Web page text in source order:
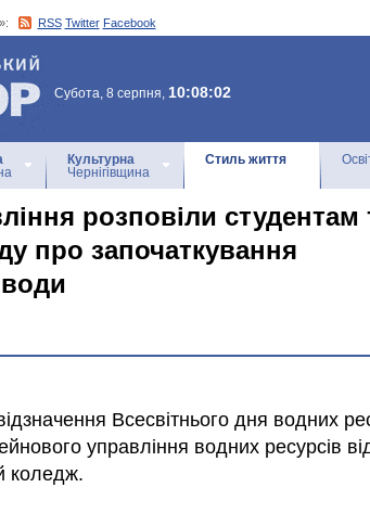
RSS Twitter Facebook
Субота, 8 серпня, 10:08:02
Культурна
Чернігівщина
Стиль життя
розповіли студентам
про започаткування
Всесвітнього дня водних
управління водних ресурсів
коледж.